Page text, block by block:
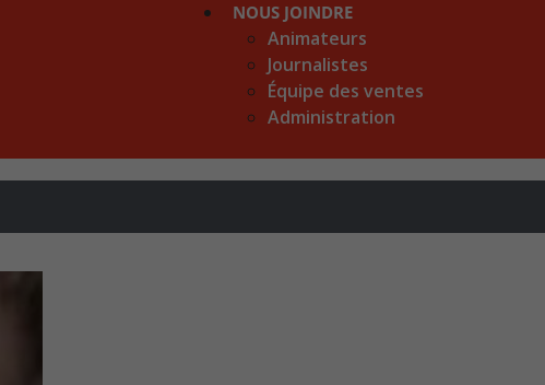
NOUS JOINDRE
Animateurs
Journalistes
Équipe des ventes
Administration